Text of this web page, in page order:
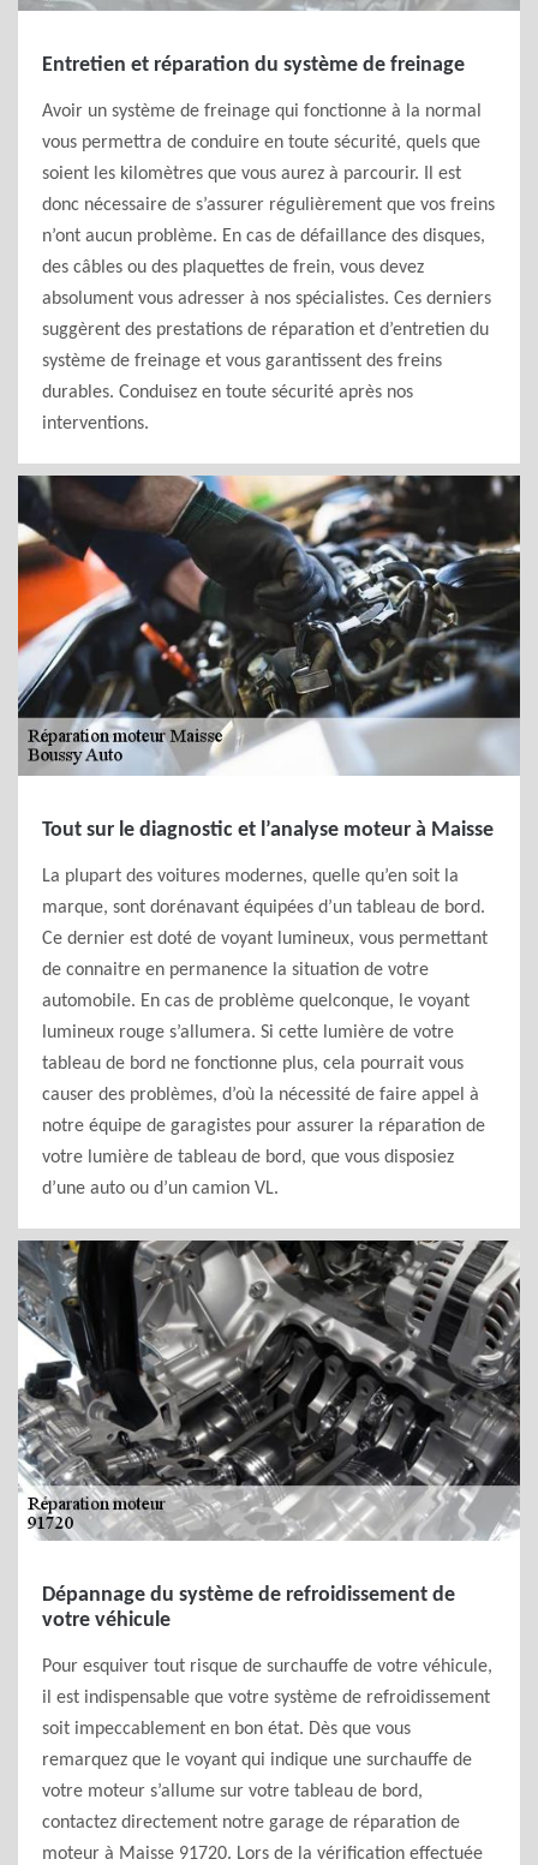
Entretien et réparation du système de freinage
Avoir un système de freinage qui fonctionne à la normal
vous permettra de conduire en toute sécurité, quels que
soient les kilomètres que vous aurez à parcourir. Il est
donc nécessaire de s’assurer régulièrement que vos freins
n’ont aucun problème. En cas de défaillance des disques,
des câbles ou des plaquettes de frein, vous devez
absolument vous adresser à nos spécialistes. Ces derniers
suggèrent des prestations de réparation et d’entretien du
système de freinage et vous garantissent des freins
durables. Conduisez en toute sécurité après nos
interventions.
Tout sur le diagnostic et l’analyse moteur à Maisse
La plupart des voitures modernes, quelle qu’en soit la
marque, sont dorénavant équipées d’un tableau de bord.
Ce dernier est doté de voyant lumineux, vous permettant
de connaitre en permanence la situation de votre
automobile. En cas de problème quelconque, le voyant
lumineux rouge s’allumera. Si cette lumière de votre
tableau de bord ne fonctionne plus, cela pourrait vous
causer des problèmes, d’où la nécessité de faire appel à
notre équipe de garagistes pour assurer la réparation de
votre lumière de tableau de bord, que vous disposiez
d’une auto ou d’un camion VL.
Dépannage du système de refroidissement de
votre véhicule
Pour esquiver tout risque de surchauffe de votre véhicule,
il est indispensable que votre système de refroidissement
soit impeccablement en bon état. Dès que vous
remarquez que le voyant qui indique une surchauffe de
votre moteur s’allume sur votre tableau de bord,
contactez directement notre garage de réparation de
moteur à Maisse 91720. Lors de la vérification effectuée